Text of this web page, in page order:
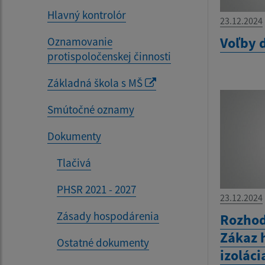
Hlavný kontrolór
Oznamovanie
protispoločenskej činnosti
Základná škola s MŠ
Smútočné oznamy
Dokumenty
Tlačivá
PHSR 2021 - 2027
Zásady hospodárenia
Ostatné dokumenty
23.12.2024
Voľby
23.12.2024
Zákaz